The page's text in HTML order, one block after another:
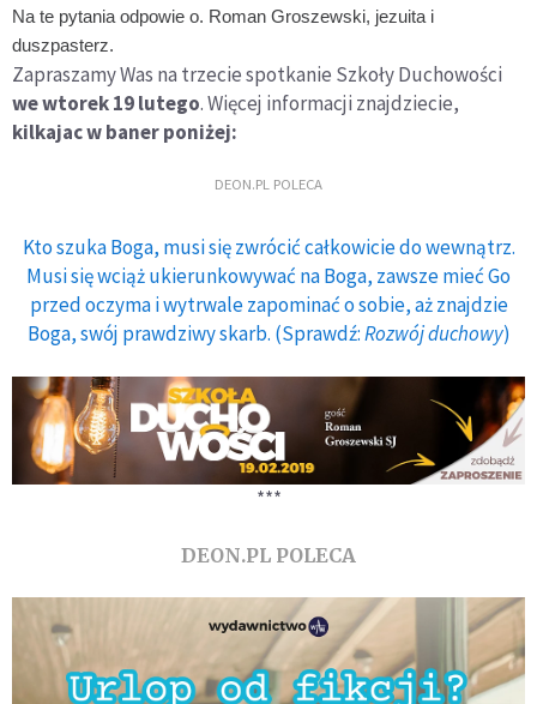
Na te pytania odpowie o. Roman Groszewski, jezuita i
duszpasterz.
Zapraszamy Was na trzecie spotkanie Szkoły Duchowości
we wtorek 19 lutego. Więcej informacji znajdziecie,
kilkajac w baner poniżej:
DEON.PL POLECA
Kto szuka Boga, musi się zwrócić całkowicie do wewnątrz.
Musi się wciąż ukierunkowywać na Boga, zawsze mieć Go
przed oczyma i wytrwale zapominać o sobie, aż znajdzie
Boga, swój prawdziwy skarb. (Sprawdź:Rozwój duchowy)
***
DEON.PL POLECA